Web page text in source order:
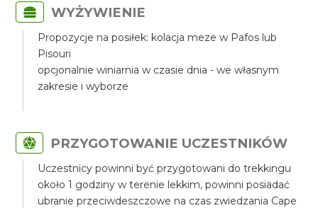
WYŻYWIENIE
Propozycje na posiłek: kolacja meze w Pafos lub
Pisouri
opcjonalnie winiarnia w czasie dnia - we własnym
zakresie i wyborze
PRZYGOTOWANIE UCZESTNIKÓW
Uczestnicy powinni być przygotowani do trekkingu
około 1 godziny w terenie lekkim, powinni posiadać
ubranie przeciwdeszczowe na czas zwiedzania Cape